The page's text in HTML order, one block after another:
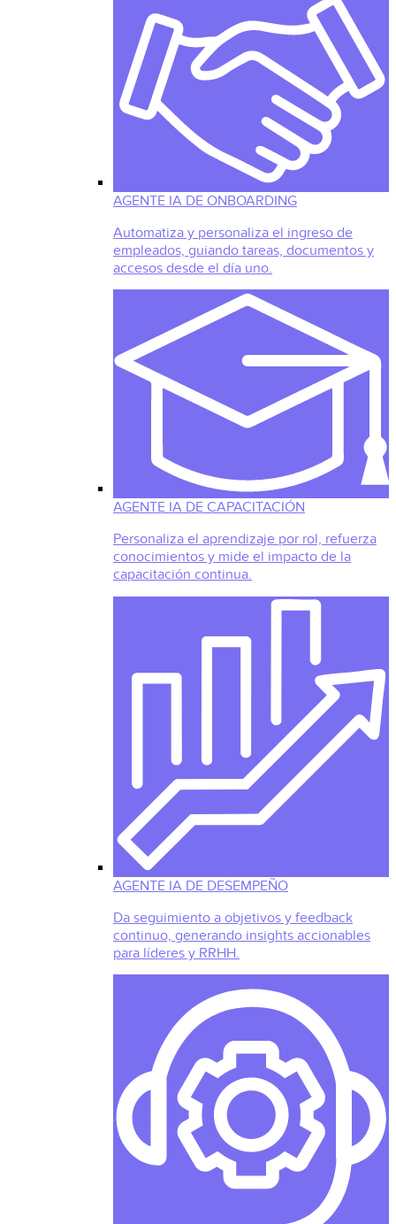
AGENTE IA DE ONBOARDING
Automatiza y personaliza el ingreso de
empleados, guiando tareas, documentos y
accesos desde el día uno.
AGENTE IA DE CAPACITACIÓN
Personaliza el aprendizaje por rol, refuerza
conocimientos y mide el impacto de la
capacitación continua.
AGENTE IA DE DESEMPEÑO
Da seguimiento a objetivos y feedback
continuo, generando insights accionables
para líderes y RRHH.